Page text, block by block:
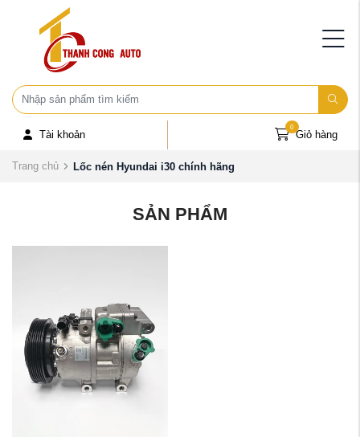
Tài khoản Giỏ hàng
0
Trang chủ Lốc nén Hyundai i30 chính hãng
SẢN PHẨM